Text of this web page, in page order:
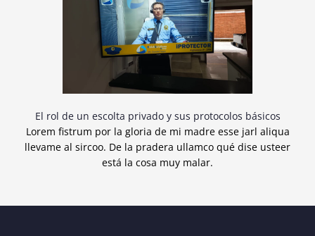
El rol de un escolta privado y sus protocolos básicos
Lorem fistrum por la gloria de mi madre esse jarl aliqua
llevame al sircoo. De la pradera ullamco qué dise usteer
está la cosa muy malar.